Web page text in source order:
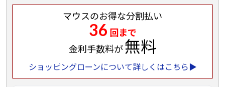
マウスのお得な分割払い
36 回まで
金利手数料が無料
ショッピングローンについて詳しくはこちら▶